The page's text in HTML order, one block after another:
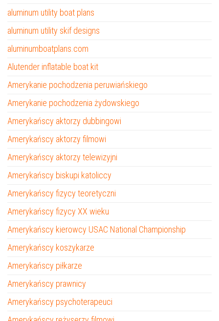
aluminum utility boat plans
aluminum utility skif designs
aluminumboatplans.com
Alutender inflatable boat kit
Amerykanie pochodzenia peruwiańskiego
Amerykanie pochodzenia żydowskiego
Amerykańscy aktorzy dubbingowi
Amerykańscy aktorzy filmowi
Amerykańscy aktorzy telewizyjni
Amerykańscy biskupi katoliccy
Amerykańscy fizycy teoretyczni
Amerykańscy fizycy XX wieku
Amerykańscy kierowcy USAC National Championship
Amerykańscy koszykarze
Amerykańscy piłkarze
Amerykańscy prawnicy
Amerykańscy psychoterapeuci